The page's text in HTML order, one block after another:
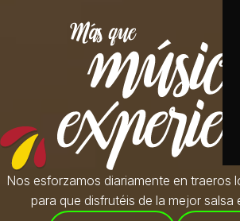
Nos esforzamos diariamente en traeros
para que disfrutéis de la mejor salsa